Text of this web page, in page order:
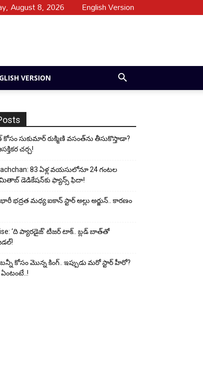
August 8, 2026 English Version
VERSION
కోసం సుకుమార్ రుక్మిణి వసంత్‌ను తీసుకొస్తాడా?
చర్చ!
83 ఏళ్ల వయసులోనూ 24 గంటల
డెడికేషన్‌కు ఫ్యాన్స్ ఫిదా!
భద్రత మధ్య ఐకాన్ స్టార్ అల్లు అర్జున్.. కారణం
‘ది ప్యారడైజ్’ టీజర్ టాక్.. బ్లడ్ బాత్‌తో
బన్నీ కోసం మొన్న కింగ్.. ఇప్పుడు మరో స్టార్ హీరో?